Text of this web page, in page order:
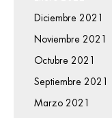
Diciembre 2021
Noviembre 2021
Octubre 2021
Septiembre 2021
Marzo 2021